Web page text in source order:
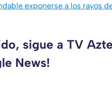
exponerse a los rayos
sigue a TV
News!